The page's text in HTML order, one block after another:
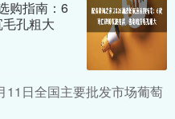
购指南：6
孔粗大
11日全国主要批发市场葡萄